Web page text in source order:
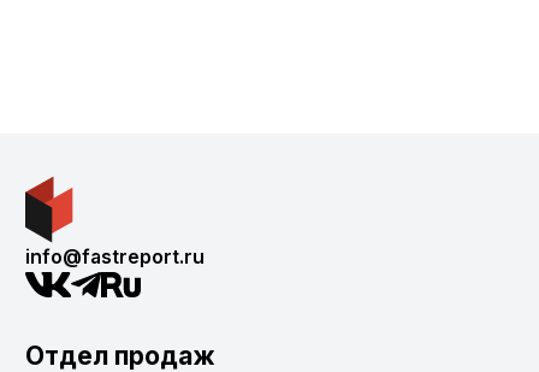
info@fastreport.ru
Отдел продаж